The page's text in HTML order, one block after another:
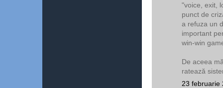
"voice, exit,
punct de
a refuza un
important
win-win
De aceea
ratează
23 februarie